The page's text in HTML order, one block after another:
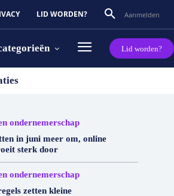
LID WORDEN? Aanmelden
Lid worden?
ondernemerschap
in juni meer om, online
sterk door
ondernemerschap
zetten kleine